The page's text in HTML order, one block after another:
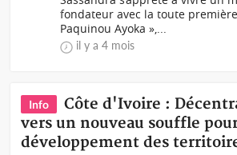
fondateur avec la toute
Paquinou Ayoka »,...
il y a 4 mois
Info
Côte d'Ivoire :
vers un nouveau souffle
développement des